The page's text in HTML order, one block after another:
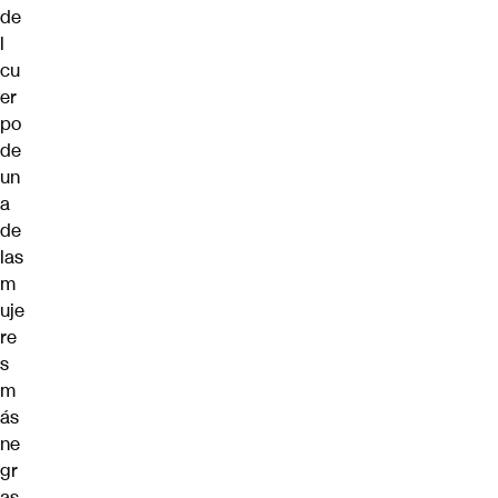
de
l
cu
er
po
de
un
a
de
las
m
uje
re
s
m
ás
ne
gr